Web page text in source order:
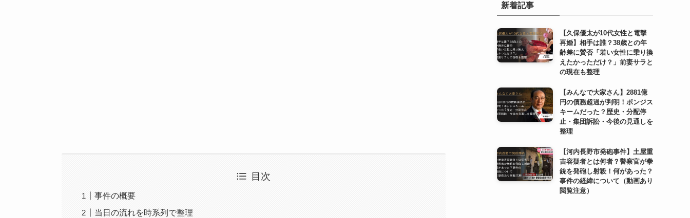
目次
事件の概要
当日の流れを時系列で整理
新着記事
【久保優太が10代女性と電撃
再婚】相手は誰？38歳との年
齢差に賛否「若い女性に乗り換
えたかっただけ？」前妻サラと
の現在も整理
【みんなで大家さん】2881億
円の債務超過が判明！ポンジス
キームだった？歴史・分配停
止・集団訴訟・今後の見通しを
整理
【河内長野市発砲事件】土屋重
吉容疑者とは何者？警察官が拳
銃を発砲し射殺！何があった？
事件の経緯について（動画あり
閲覧注意）